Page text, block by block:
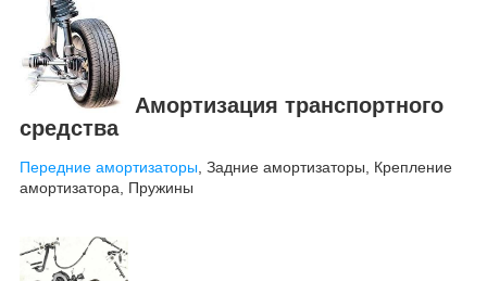
Амортизация транспортного
средства
Передние амортизаторы , Задние амортизаторы, Крепление
амортизатора, Пружины